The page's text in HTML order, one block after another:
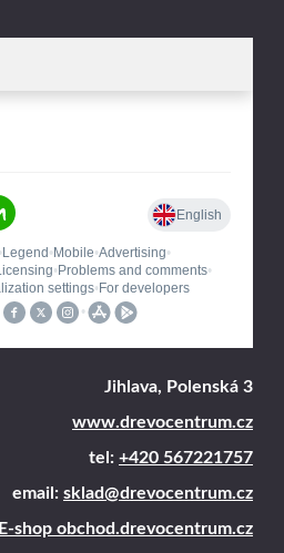
Jihlava, Polenská 3
www.drevocentrum.cz
tel: +420 567221757
email: sklad@drevocentrum.cz
E-shop obchod.drevocentrum.cz